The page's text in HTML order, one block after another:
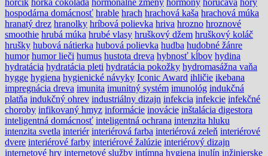
hospodárna domácnosť hrable hrach hrachová kaša hrachová múka
hranatý drez hranolky hríbová polievka hriva hrozno hroznové
smoothie hrubá múka hrubé vlasy hruškový džem hruškový koláč
hrušky hubová nátierka hubová polievka hudba hudobné žánre
humor humor lieči humus hustota dreva hybnosť kĺbov hydina
hydratácia hydratácia pleti hydratácia pokožky hydromasážna vaňa
hygge hygiena hygienické návyky Iconic Award ihličie ikebana
impregnácia dreva imunita imunitný systém imunológ indukčná
platňa indukčný ohrev industriálny dizajn infekcia infekcie infekčné
choroby infikovaný hmyz informácie inovácie inštalácia digestora
inteligentná domácnosť inteligentná ochrana intenzita hluku
intenzita svetla interiér interiérová farba interiérová zeleň interiérové
dvere interiérové farby interiérové žalúzie interiérový dizajn
internetové hry internetové služby intímna hygiena inulín inžinierske